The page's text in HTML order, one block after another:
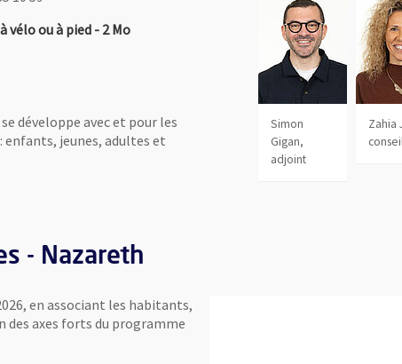
vélo ou à pied, Fichier au format Pdf
- 2 Mo, Ouvre une nouvelle fenêtre
développe avec et pour les
jeunes, adultes et
Simon
Gigan,
adjoint
Zahia
- Nazareth
en associant les habitants,
des axes forts du programme